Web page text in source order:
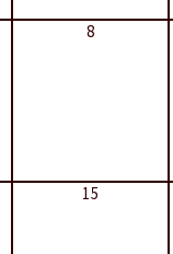
8
15